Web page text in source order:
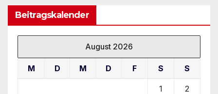
Beitragskalender
August 2026
M D M D F S S
1 2